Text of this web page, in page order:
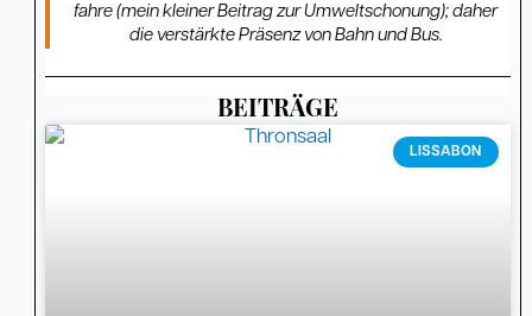
fahre (mein kleiner Beitrag zur Umweltschonung); daher
die verstärkte Präsenz von Bahn und Bus.
BEITRÄGE
LISSABON
SeiteSeiteSeiteSeiteSeite SeiteSeiteSeiteSeite
Seite SeiteSeiteSeite SeiteSeiteSeite
SeiteSeite